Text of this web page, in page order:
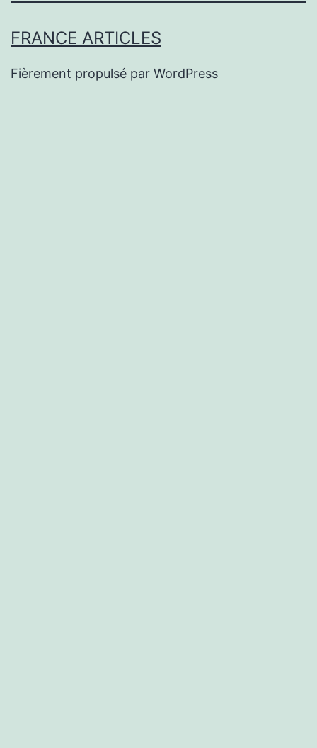
FRANCE ARTICLES
Fièrement propulsé par WordPress